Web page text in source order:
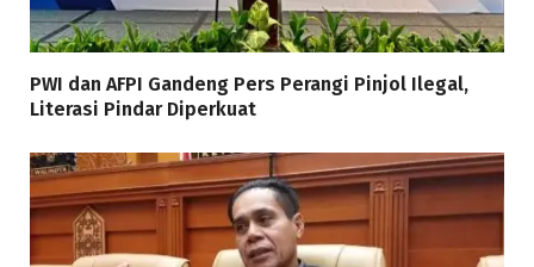
PWI dan AFPI Gandeng Pers Perangi Pinjol Ilegal,
Literasi Pindar Diperkuat